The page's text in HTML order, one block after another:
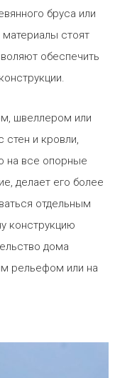
бруса или
стоят
обеспечить
швеллером или
стен и кровли,
на все опорные
делает его более
отдельным
конструкцию
дома
рельефом или на